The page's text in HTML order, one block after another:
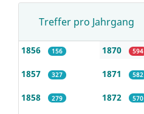
Treffer pro Jahrgang
1856 156
1857 327
1858 279
1870 594
1871 582
1872 570